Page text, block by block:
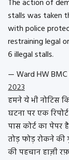
The action of
stalls was taken
with police
restraining legal
6 illegal stalls.
— Ward HW
2023
हमने ये भी नोटिस
घटना पर एक
पास कोर्ट का पेपर है
तोड़ फोड़ रोकने की
की पहचान हाज़ी